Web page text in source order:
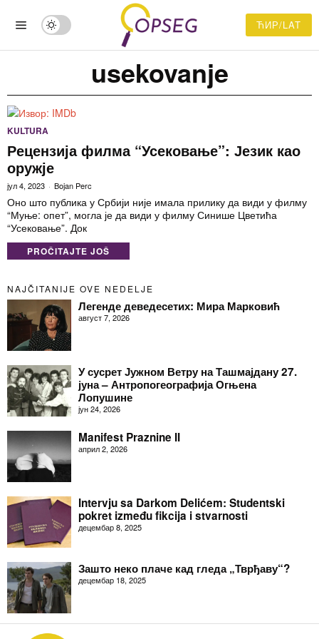
ЋИР/LAT
usekovanje
KULTURA
Рецензија филма “Усековање”: Језик као
оружје
јул 4, 2023 Bojan Perc
Оно што публика у Србији није имала прилику да види у филму
“Муње: опет”, могла је да види у филму Синише Цветића
“Усековање”. Док
PROČITAJTE JOŠ
NAJČITANIJE OVE NEDELJE
Легенде деведесетих: Мира Марковић
август 7, 2026
У сусрет Јужном Ветру на Ташмајдану 27.
јуна – Антропогеографија Огњена
Лопушине
јун 24, 2026
Manifest Praznine II
април 2, 2026
Intervju sa Darkom Delićem: Studentski
pokret između fikcija i stvarnosti
децембар 8, 2025
Зашто неко плаче кад гледа „Тврђаву“?
децембар 18, 2025